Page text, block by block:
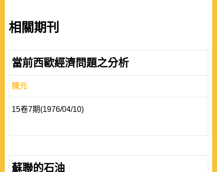
相關期刊
當前西歐經濟問題之分析
陳元
15卷7期(1976/04/10)
蘇聯的石油